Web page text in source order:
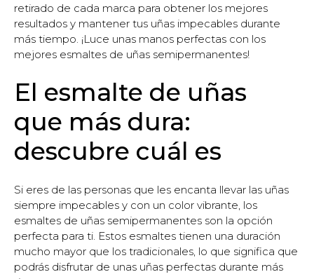
retirado de cada marca para obtener los mejores
resultados y mantener tus uñas impecables durante
más tiempo. ¡Luce unas manos perfectas con los
mejores esmaltes de uñas semipermanentes!
El esmalte de uñas
que más dura:
descubre cuál es
Si eres de las personas que les encanta llevar las uñas
siempre impecables y con un color vibrante, los
esmaltes de uñas semipermanentes son la opción
perfecta para ti. Estos esmaltes tienen una duración
mucho mayor que los tradicionales, lo que significa que
podrás disfrutar de unas uñas perfectas durante más